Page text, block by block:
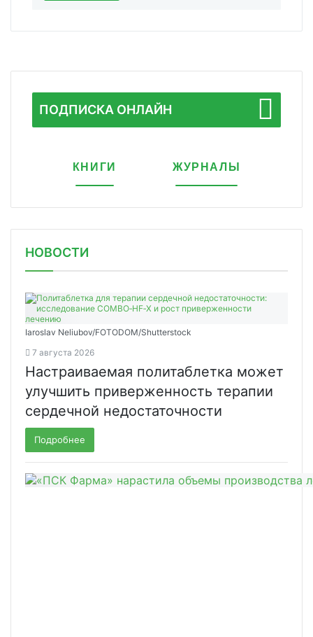
ПОДПИСКА ОНЛАЙН
КНИГИ ЖУРНАЛЫ
НОВОСТИ
Iaroslav Neliubov/FOTODOM/Shutterstoсk
7 августа 2026
Настраиваемая политаблетка может
улучшить приверженность терапии
сердечной недостаточности
Подробнее